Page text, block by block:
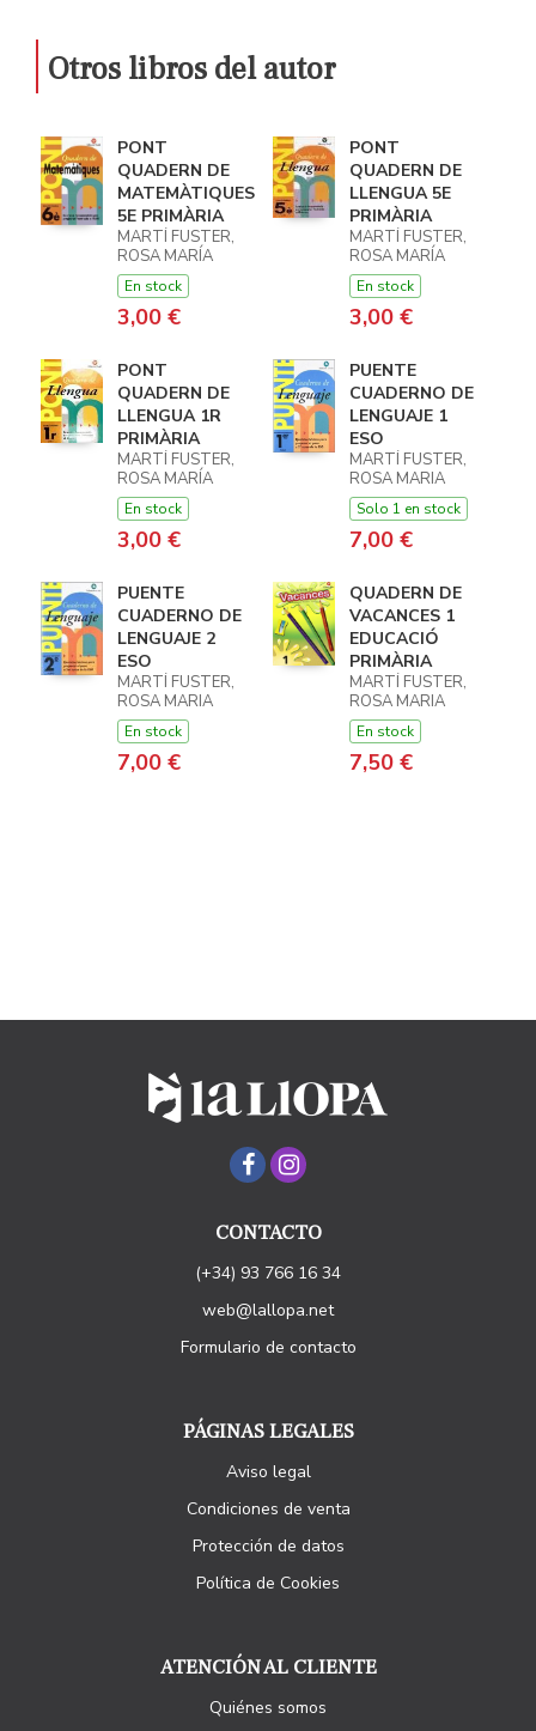
Otros libros del autor
PONT
QUADERN DE
MATEMÀTIQUES
5E PRIMÀRIA
MARTÍ FUSTER,
ROSA MARÍA
En stock
3,00 €
PONT
QUADERN DE
LLENGUA 5E
PRIMÀRIA
MARTÍ FUSTER,
ROSA MARÍA
En stock
3,00 €
PONT
QUADERN DE
LLENGUA 1R
PRIMÀRIA
MARTÍ FUSTER,
ROSA MARÍA
En stock
3,00 €
PUENTE
CUADERNO DE
LENGUAJE 1
ESO
MARTÍ FUSTER,
ROSA MARIA
Solo 1 en stock
7,00 €
PUENTE
CUADERNO DE
LENGUAJE 2
ESO
MARTÍ FUSTER,
ROSA MARIA
En stock
7,00 €
QUADERN DE
VACANCES 1
EDUCACIÓ
PRIMÀRIA
MARTÍ FUSTER,
ROSA MARIA
En stock
7,50 €
CONTACTO
(+34) 93 766 16 34
web@lallopa.net
Formulario de contacto
PÁGINAS LEGALES
Aviso legal
Condiciones de venta
Protección de datos
Política de Cookies
ATENCIÓN AL CLIENTE
Quiénes somos